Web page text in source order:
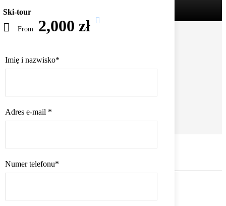
Ski-tour
From 2,000 zł
Imię i nazwisko*
Adres e-mail *
Numer telefonu*